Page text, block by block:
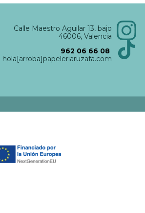
Calle Maestro Aguilar 13, bajo
46006, Valencia
962 06 66 08
hola[arroba]papeleriaruzafa.com